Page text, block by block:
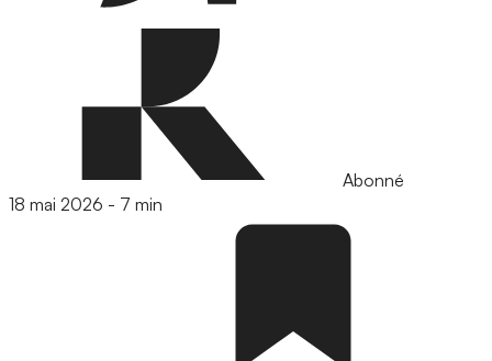
Abonné
18 mai 2026 - 7 min